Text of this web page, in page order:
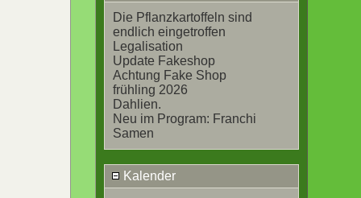
Die Pflanzkartoffeln sind
endlich eingetroffen
Legalisation
Update Fakeshop
Achtung Fake Shop
frühling 2026
Dahlien.
Neu im Program: Franchi
Samen
Kalender